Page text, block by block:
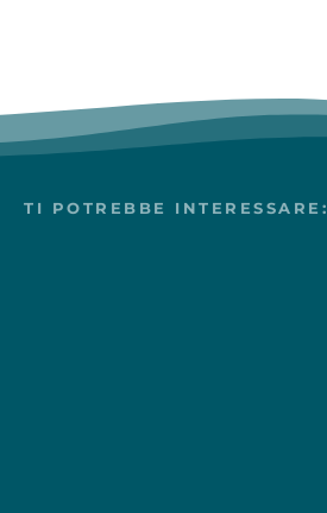
TI POTREBBE INTERESSARE: